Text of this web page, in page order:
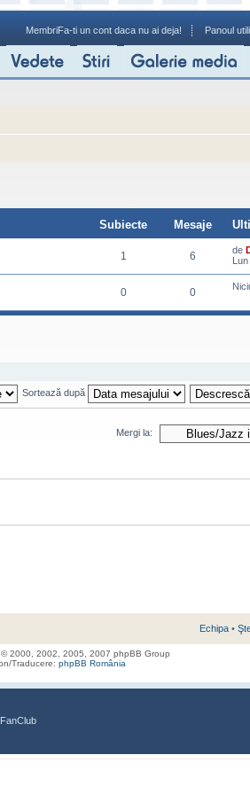
MembriFa-ti un cont daca nu ai deja! Panoul
Subiecte Mesaje
1 6 de
0 0
Sortează după
Mergi la:
Echipa •
© 2000, 2002, 2005, 2007 phpBB Group
Traducere: phpBB România